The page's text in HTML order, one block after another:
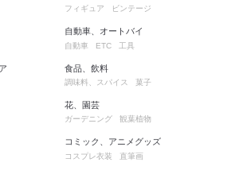
フィギュア ビンテージ
自動車、オートバイ
自動車 ETC 工具
食品、飲料
調味料、スパイス 菓子
花、園芸
ガーデニング 観葉植物
コミック、アニメグッズ
コスプレ衣装 直筆画